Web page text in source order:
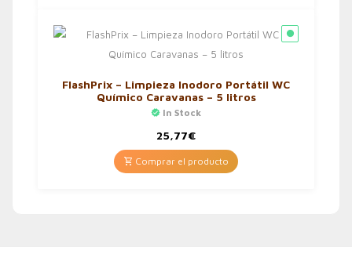
FlashPrix – Limpieza Inodoro Portátil WC
Químico Caravanas – 5 litros
In Stock
25,77€
Comprar el producto